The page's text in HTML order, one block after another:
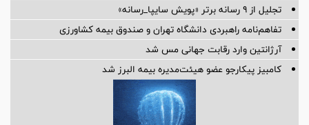
تجلیل از ۹ رسانه برتر «پویش سایپا_رسانه»
تفاهم‌نامه راهبردی دانشگاه تهران و صندوق بیمه كشاورزی
آرژانتین وارد رقابت جهانی مس شد
کامبیز پیکارجو عضو هیئت‌مدیره بيمه البرز شد